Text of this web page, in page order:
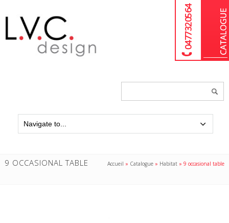
04 77 32 05 64
9 OCCASIONAL TABLE Accueil » Catalogue » Habitat »9 occasional table